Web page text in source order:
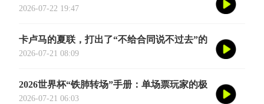
会被夜生活诱惑走
2026-07-22 19:47
卡卢马的夏联，打出了“不给合同说不过去”的
数据
2026-07-21 08:09
2026世界杯“铁肺转场”手册：单场票玩家的极
限跨城生存法则
2026-07-21 06:03